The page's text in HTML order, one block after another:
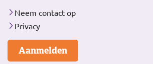
Neem contact op
Privacy
Aanmelden